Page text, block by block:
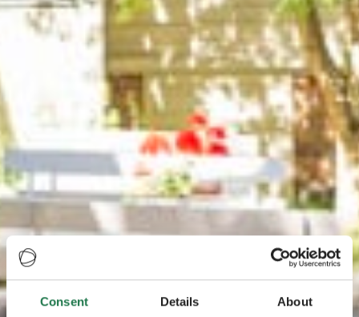
Consent Details About